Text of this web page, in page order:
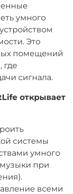
умного
Это
помещений
где
сигнала.
открывает
системы
умного
при
всеми